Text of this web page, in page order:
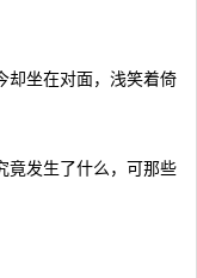
却坐在对面，浅笑着倚
竟发生了什么，可那些